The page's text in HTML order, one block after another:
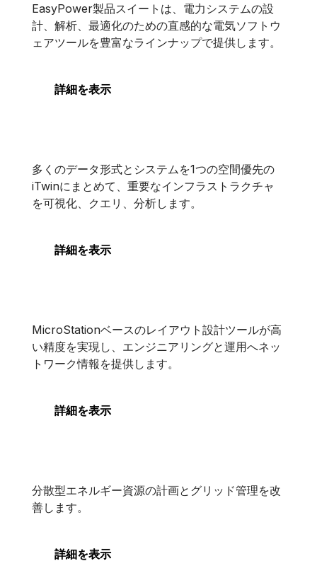
EasyPower
EasyPower製品スイートは、電力システムの設
計、解析、最適化のための直感的な電気ソフトウ
ェアツールを豊富なラインナップで提供します。
詳細を表示
iTwin Experience
多くのデータ形式とシステムを1つの空間優先の
iTwinにまとめて、重要なインフラストラクチャ
を可視化、クエリ、分析します。
詳細を表示
OpenUtilities Designer
MicroStationベースのレイアウト設計ツールが高
い精度を実現し、エンジニアリングと運用へネッ
トワーク情報を提供します。
詳細を表示
OpenUtilities® sisHYD®
分散型エネルギー資源の計画とグリッド管理を改
善します。
詳細を表示